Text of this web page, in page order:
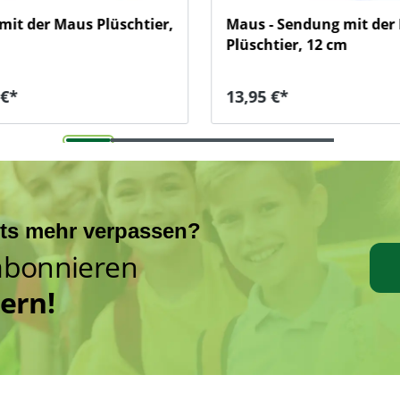
der Maus Plüschtier,
Maus - Sendung mit der
Plüschtier, 12 cm
Regulärer Preis:
13,95 €*
mehr verpassen?